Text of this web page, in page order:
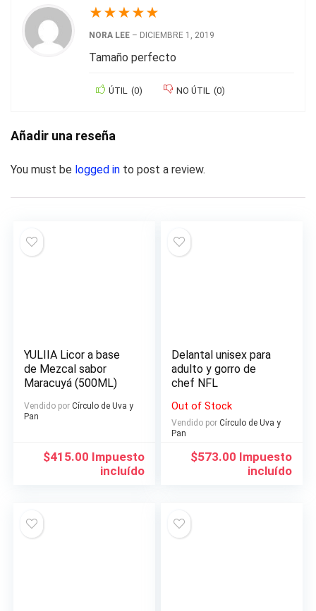
★★★★★
NORA LEE – DICIEMBRE 1, 2019
Tamaño perfecto
ÚTIL (0) NO ÚTIL (0)
Añadir una reseña
You must be logged in to post a review.
YULIIA Licor a base
de Mezcal sabor
Maracuyá (500ML)
Vendido por Círculo de Uva y
Pan
$415.00 Impuesto
incluído
Delantal unisex para
adulto y gorro de
chef NFL
Out of Stock
Vendido por Círculo de Uva y
Pan
$573.00 Impuesto
incluído